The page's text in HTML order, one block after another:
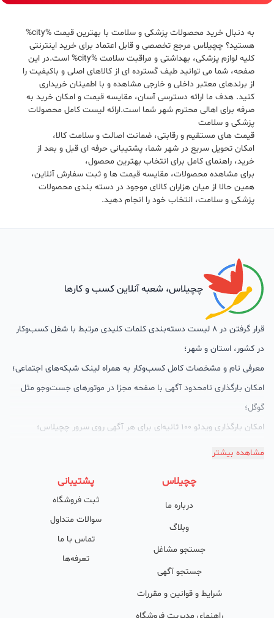
به دنبال خرید محصولات پزشکی و سلامت با بهترین قیمت %city%
هستید؟ چچیلاس مرجع تخصصی و قابل اعتماد برای خرید اینترنتی
کلیه لوازم پزشکی، بهداشتی و مراقبت سلامت %city% است.در این
صفحه، شما می توانید طیف گسترده ای از کالاهای اصلی و باکیفیت را
از برندهای معتبر داخلی و خارجی مشاهده و با اطمینان خریداری
کنید. هدف ما ارائه دسترسی آسان، مقایسه قیمت و امکان خرید به
صرفه برای اهالی محترم شهر شما است.ارائه لیست کامل محصولات
پزشکی و سلامت
قیمت های مستقیم و رقابتی، ضمانت اصالت و سلامت کالا،
امکان تحویل سریع در شهر شما، پشتیبانی حرفه ای قبل و بعد از
خرید، راهنمای کامل برای انتخاب بهترین محصول،
برای مشاهده محصولات، مقایسه قیمت ها و ثبت سفارش آنلاین،
همین حالا از میان هزاران کالای موجود در دسته بندی محصولات
پزشکی و سلامت، انتخاب خود را انجام دهید.
چچیلاس، شعبه آنلاین کسب و کارها
قرار گرفتن در 8 لیست دسته‌بندی کلمات کلیدی مرتبط با شغل کسب‌وکار
در کشور، استان و شهر؛
معرفی نام و مشخصات کامل کسب‌وکار به همراه لینک شبکه‌های اجتماعی؛
امکان بارگذاری نامحدود آگهی با صفحه مجزا در موتورهای جست‌وجو مثل
گوگل؛
امکان بارگذاری ویدئو 100 ثانیه‌ای برای هر آگهی روی سرور چچیلاس؛
گالری تصاویر محصول؛
پشتیبانی حرفه‌ای را هم به سبد خدماتش اضافه کرده است. چچیلاس با
امکان پشتیبان اختصاصی به محض ورود هر کسب‌وکار، نظارت، تحلیل
وکمک پشتیبان‌ها در تولید محتوا و سئونویسی به کسب‌وکارها شرایط را
طوری فراهم کرده که تا الان کسب‌وکارهای فعال در چچیلاس با کلمات
کلیدی بسیار خوبی رتبه دریافت کرده و بازخورد‌های بسیار خوبی گرفته‌اند.
مشاهده بیشتر
چچیلاس
درباره ما
وبلاگ
جستجو مشاغل
جستجو آگهی
شرایط و قوانین و مقررات
پشتیبانی
ثبت فروشگاه
سوالات متداول
تماس با ما
تعرفه‌ها